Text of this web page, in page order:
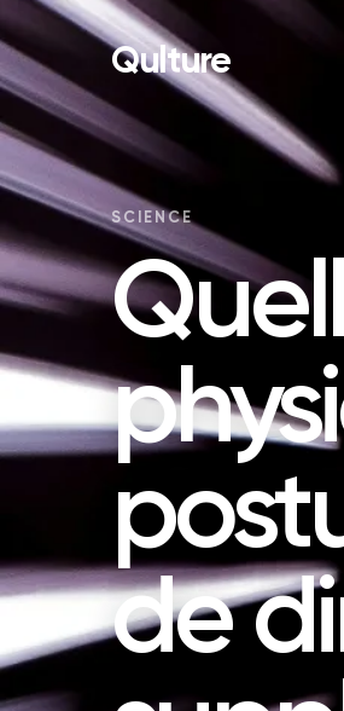
Qulture
SCIENCE
de